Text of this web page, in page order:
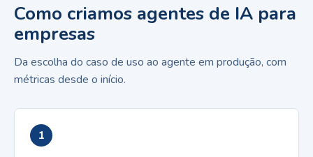
Como criamos agentes de IA para
empresas
Da escolha do caso de uso ao agente em produção, com
métricas desde o início.
1